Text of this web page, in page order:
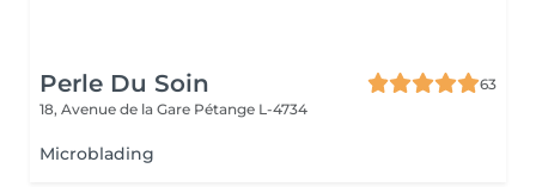
Perle Du Soin
63
18, Avenue de la Gare Pétange L-4734
Microblading